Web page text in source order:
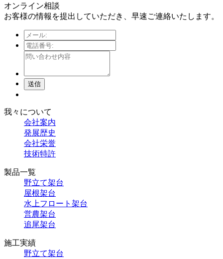
オンライン相談
お客様の情報を提出していただき、早速ご連絡いたします。
送信
我々について
会社案内
発展歴史
会社栄誉
技術特許
製品一覧
野立て架台
屋根架台
水上フロート架台
営農架台
追尾架台
施工実績
野立て架台